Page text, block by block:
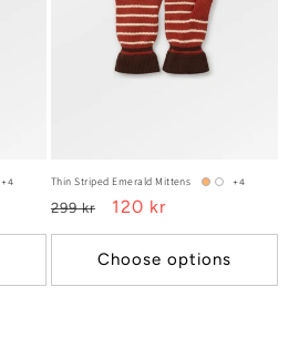
+4 Thin Striped Emerald Mittens +4
Regular
price
299 kr
Sale
price
120 kr
Choose options